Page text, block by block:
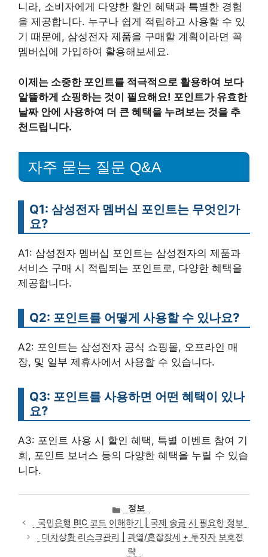
니라, 소비자에게 다양한 할인 혜택과 특별한 경험
을 제공합니다. 누구나 쉽게 적립하고 사용할 수 있
기 때문에, 삼성전자 제품을 구매할 계획이라면 꼭
멤버십에 가입하여 활용해보세요.
이제는 소중한 포인트를 적극적으로 활용하여 보다
알뜰하게 쇼핑하는 것이 필요해요! 포인트가 유효한
날짜 안에 사용하여 더 큰 혜택을 누려보는 것을 추
천드립니다.
자주 묻는 질문 Q&A
Q1: 삼성전자 멤버십 포인트는 무엇인가
요?
A1: 삼성전자 멤버십 포인트는 삼성전자의 제품과
서비스 구매 시 적립되는 포인트로, 다양한 혜택을
제공합니다.
Q2: 포인트를 어떻게 사용할 수 있나요?
A2: 포인트는 삼성전자 공식 쇼핑몰, 오프라인 매
장, 및 일부 제휴사에서 사용할 수 있습니다.
Q3: 포인트를 사용하면 어떤 혜택이 있나
요?
A3: 포인트 사용 시 할인 혜택, 특별 이벤트 참여 기
회, 포인트 보너스 등의 다양한 혜택을 누릴 수 있습
니다.
카
테
고
리
정보
국민은행 BIC 코드 이해하기 | 국제 송금 시 필요한 정보
대차상환 리스크관리 | 과열/혼잡장세 + 투자자 보호전
략